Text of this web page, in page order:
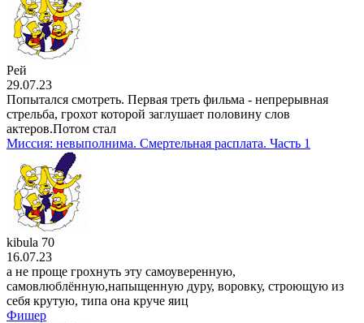
Рей
29.07.23
Попытался смотреть. Первая треть фильма - непрерывная
стрельба, грохот которой заглушает половину слов
актеров.Потом стал
Миссия: невыполнима. Смертельная расплата. Часть 1
kibula 70
16.07.23
а не проще грохнуть эту самоуверенную,
самовлюблённую,напыщенную дуру, воровку, строющую из
себя крутую, типа она круче яиц
Фишер